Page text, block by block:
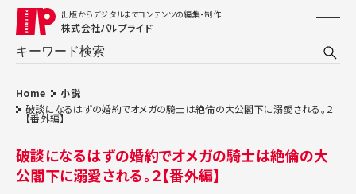
出版からデジタルまでコンテンツの編集・制作
株式会社パルプライド
Home
小説
破談になるはずの婚約でオメガの騎士は絶倫の大公閣下に溺愛される。２
【番外編】
破談になるはずの婚約でオメガの騎士は絶倫の大
公閣下に溺愛される。２【番外編】